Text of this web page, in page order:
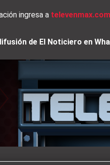
ingresa a
de El Noticiero en